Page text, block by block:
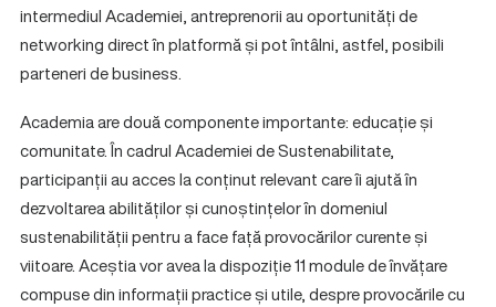
intermediul Academiei, antreprenorii au oportunități de
networking direct în platformă și pot întâlni, astfel, posibili
parteneri de business.
Academia are două componente importante: educație și
comunitate. În cadrul Academiei de Sustenabilitate,
participanții au acces la conținut relevant care îi ajută în
dezvoltarea abilităților și cunoștințelor în domeniul
sustenabilității pentru a face față provocărilor curente și
viitoare. Aceștia vor avea la dispoziție 11 module de învățare
compuse din informații practice și utile, despre provocările cu